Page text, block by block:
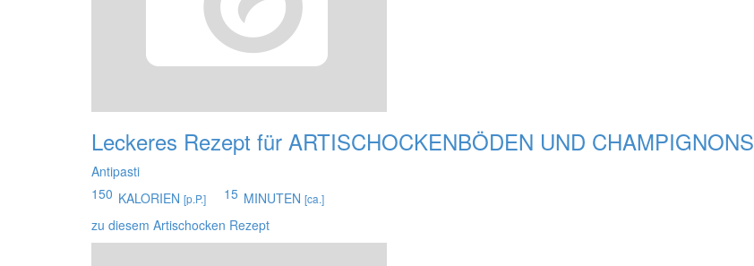
Leckeres Rezept für ARTISCHOCKENBÖDEN UND CHAMPIGNONS
Antipasti
150 KALORIEN [p.P.] 15 MINUTEN [ca.]
zu diesem Artischocken Rezept